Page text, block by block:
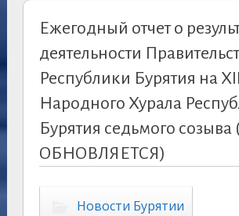
Ежегодный отчет о
деятельности
Республики Бурятия на
Народного Хурала
Бурятия седьмого созыва
ОБНОВЛЯЕТСЯ)
Новости Бурятии